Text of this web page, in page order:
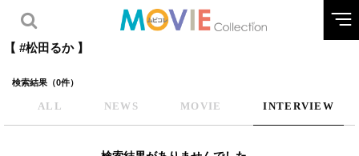
【 #松田るか 】
検索結果（0件）
ALL NEWS MOVIE INTERVIEW